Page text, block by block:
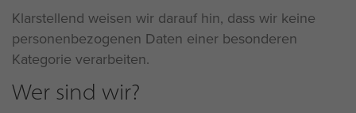
Klarstellend weisen wir darauf hin, dass wir keine
personenbezogenen Daten einer besonderen
Kategorie verarbeiten.
Wer sind wir?